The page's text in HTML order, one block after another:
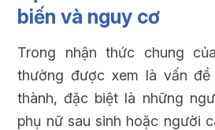
biến và nguy cơ
Trong nhận thức chung
thường được xem là vấn
thành, đặc biệt là những
phụ nữ sau sinh hoặc người